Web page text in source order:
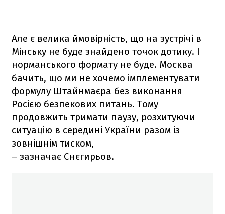
Але є велика ймовірність, що на зустрічі в
Мінську не буде знайдено точок дотику. І
норманського формату не буде. Москва
бачить, що ми не хочемо імплементувати
формулу Штайнмаєра без виконання
Росією безпекових питань. Тому
продовжить тримати паузу, розхитуючи
ситуацію в середині України разом із
зовнішнім тиском,
– зазначає Снєгирьов.